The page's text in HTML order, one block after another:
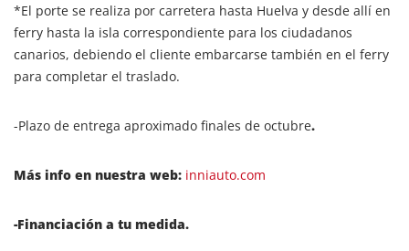
*El porte se realiza por carretera hasta Huelva y desde allí en
ferry hasta la isla correspondiente para los ciudadanos
canarios, debiendo el cliente embarcarse también en el ferry
para completar el traslado.
-Plazo de entrega aproximado finales de octubre.
Más info en nuestra web: inniauto.com
-Financiación a tu medida.